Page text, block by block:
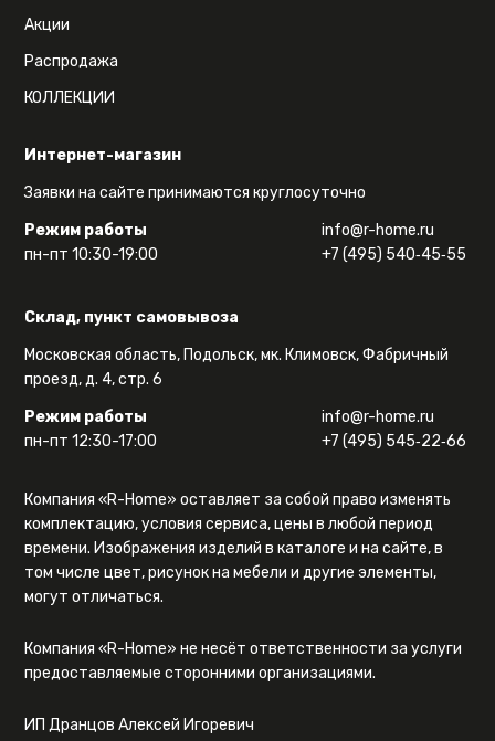
Интернет-магазин
Заявки на сайте принимаются круглосуточно
Режим работы
пн-пт 10:30-19:00
info@r-home.ru
+7 (495) 540‑45‑55
Склад, пункт самовывоза
Московская область, Подольск, мк. Климовск, Фабричный
проезд, д. 4, стр. 6
Режим работы
пн-пт 12:30-17:00
info@r-home.ru
+7 (495) 545‑22‑66
Акции
Распродажа
КОЛЛЕКЦИИ
Компания «R-Home» оставляет за собой право изменять
комплектацию, условия сервиса, цены в любой период
времени. Изображения изделий в каталоге и на сайте, в
том числе цвет, рисунок на мебели и другие элементы,
могут отличаться.
Компания «R-Home» не несёт ответственности за услуги
предоставляемые сторонними организациями.
ИП Дранцов Алексей Игоревич